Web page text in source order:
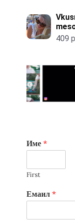
Име *
First
Емаил *